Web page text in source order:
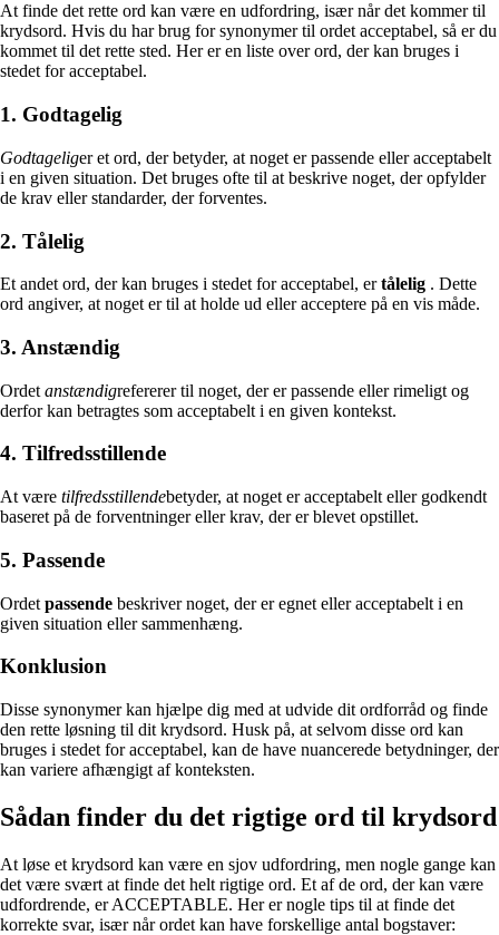
At finde det rette ord kan være en udfordring, især når det kommer til
krydsord. Hvis du har brug for synonymer til ordet acceptabel, så er du
kommet til det rette sted. Her er en liste over ord, der kan bruges i
stedet for acceptabel.
1. Godtagelig
Godtageliger et ord, der betyder, at noget er passende eller acceptabelt
i en given situation. Det bruges ofte til at beskrive noget, der opfylder
de krav eller standarder, der forventes.
2. Tålelig
Et andet ord, der kan bruges i stedet for acceptabel, ertålelig . Dette
ord angiver, at noget er til at holde ud eller acceptere på en vis måde.
3. Anstændig
Ordet anstændigrefererer til noget, der er passende eller rimeligt og
derfor kan betragtes som acceptabelt i en given kontekst.
4. Tilfredsstillende
At være tilfredsstillendebetyder, at noget er acceptabelt eller godkendt
baseret på de forventninger eller krav, der er blevet opstillet.
5. Passende
Ordet passende beskriver noget, der er egnet eller acceptabelt i en
given situation eller sammenhæng.
Konklusion
Disse synonymer kan hjælpe dig med at udvide dit ordforråd og finde
den rette løsning til dit krydsord. Husk på, at selvom disse ord kan
bruges i stedet for acceptabel, kan de have nuancerede betydninger, der
kan variere afhængigt af konteksten.
Sådan finder du det rigtige ord til krydsord
At løse et krydsord kan være en sjov udfordring, men nogle gange kan
det være svært at finde det helt rigtige ord. Et af de ord, der kan være
udfordrende, er ACCEPTABLE. Her er nogle tips til at finde det
korrekte svar, især når ordet kan have forskellige antal bogstaver: